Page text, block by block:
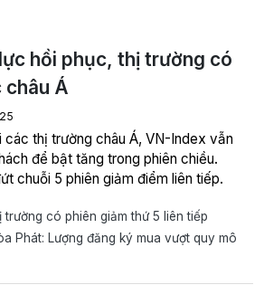
hồi phục, thị trường có
châu Á
các thị trường châu Á, VN-Index vẫn
để bật tăng trong phiên chiều.
chuỗi 5 phiên giảm điểm liên tiếp.
trường có phiên giảm thứ 5 liên tiếp
Phát: Lượng đăng ký mua vượt quy mô